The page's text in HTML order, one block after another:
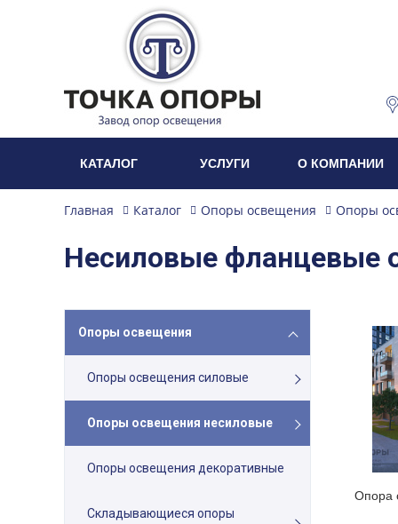
КАТАЛОГ УСЛУГИ О КОМПАНИИ
Главная Каталог Опоры освещения Опоры
Несиловые фланцевые
Опоры освещения
Опоры освещения силовые
Опоры освещения несиловые
Опоры освещения декоративные
Складывающиеся опоры
Опора